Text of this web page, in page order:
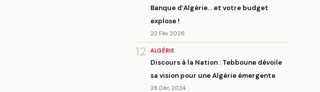
Banque d’Algérie… et votre budget
explose !
22 Fév 2026
12 ALGÉRIE
Discours à la Nation : Tebboune dévoile
sa vision pour une Algérie émergente
28 Déc 2024